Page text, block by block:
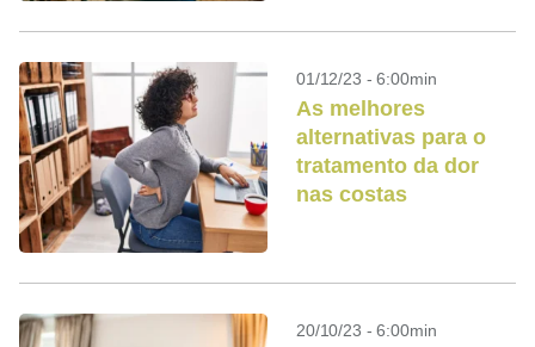
01/12/23 - 6:00min
As melhores
alternativas para o
tratamento da dor
nas costas
20/10/23 - 6:00min